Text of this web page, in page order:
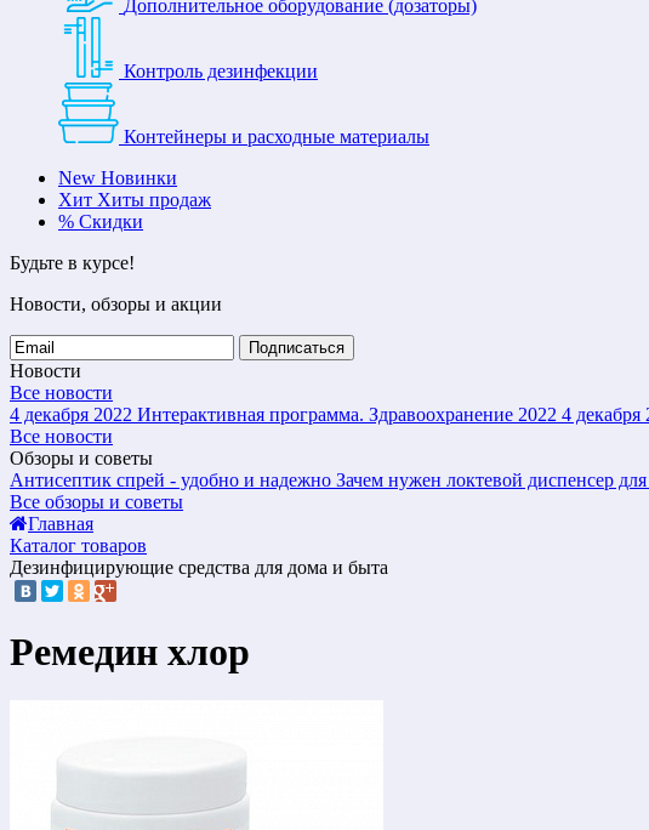
Дополнительное оборудование (дозаторы)
Контроль дезинфекции
Контейнеры и расходные материалы
New Новинки
Хит Хиты продаж
% Скидки
Будьте в курсе!
Новости, обзоры и акции
Подписаться
Новости
Все новости
4 декабря 2022 Интерактивная программа. Здравоохранение 2022 4 декабря
Все новости
Обзоры и советы
Антисептик спрей - удобно и надежно Зачем нужен локтевой диспенсер
Все обзоры и советы
Главная
Каталог товаров
Дезинфицирующие средства для дома и быта
Ремедин хлор